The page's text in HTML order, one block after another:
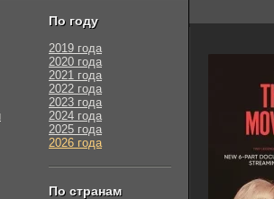
По году
2019 года
2020 года
2021 года
2022 года
2023 года
2024 года
2025 года
2026 года
По странам